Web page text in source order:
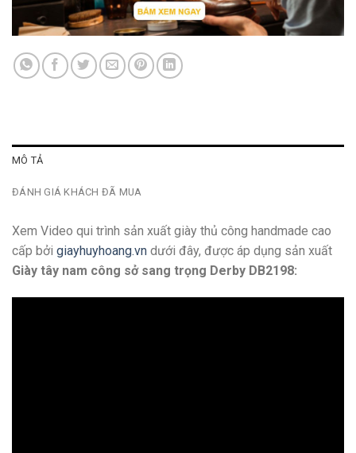
MÔ TẢ
ĐÁNH GIÁ KHÁCH ĐÃ MUA
Xem Video qui trình sản xuất giày thủ công handmade cao
cấp bởi giayhuyhoang.vn dưới đây, được áp dụng sản xuất
Giày tây nam công sở sang trọng Derby DB2198: